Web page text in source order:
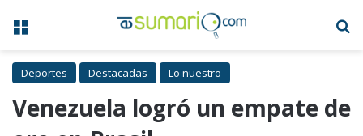
Menú
Deportes Destacadas Lo nuestro
Venezuela logró un empate de